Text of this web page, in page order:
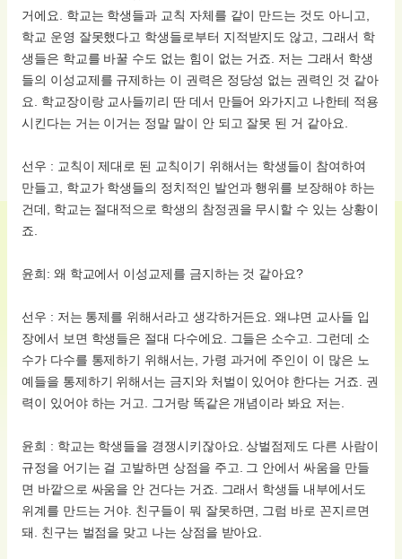
거에요. 학교는 학생들과 교칙 자체를 같이 만드는 것도 아니고,
학교 운영 잘못했다고 학생들로부터 지적받지도 않고, 그래서 학
생들은 학교를 바꿀 수도 없는 힘이 없는 거죠. 저는 그래서 학생
들의 이성교제를 규제하는 이 권력은 정당성 없는 권력인 것 같아
요. 학교장이랑 교사들끼리 딴 데서 만들어 와가지고 나한테 적용
시킨다는 거는 이거는 정말 말이 안 되고 잘못 된 거 같아요.
선우 : 교칙이 제대로 된 교칙이기 위해서는 학생들이 참여하여
만들고, 학교가 학생들의 정치적인 발언과 행위를 보장해야 하는
건데, 학교는 절대적으로 학생의 참정권을 무시할 수 있는 상황이
죠.
윤희: 왜 학교에서 이성교제를 금지하는 것 같아요?
선우 : 저는 통제를 위해서라고 생각하거든요. 왜냐면 교사들 입
장에서 보면 학생들은 절대 다수에요. 그들은 소수고. 그런데 소
수가 다수를 통제하기 위해서는, 가령 과거에 주인이 이 많은 노
예들을 통제하기 위해서는 금지와 처벌이 있어야 한다는 거죠. 권
력이 있어야 하는 거고. 그거랑 똑같은 개념이라 봐요 저는.
윤희 : 학교는 학생들을 경쟁시키잖아요. 상벌점제도 다른 사람이
규정을 어기는 걸 고발하면 상점을 주고. 그 안에서 싸움을 만들
면 바깥으로 싸움을 안 건다는 거죠. 그래서 학생들 내부에서도
위계를 만드는 거야. 친구들이 뭐 잘못하면, 그럼 바로 꼰지르면
돼. 친구는 벌점을 맞고 나는 상점을 받아요.